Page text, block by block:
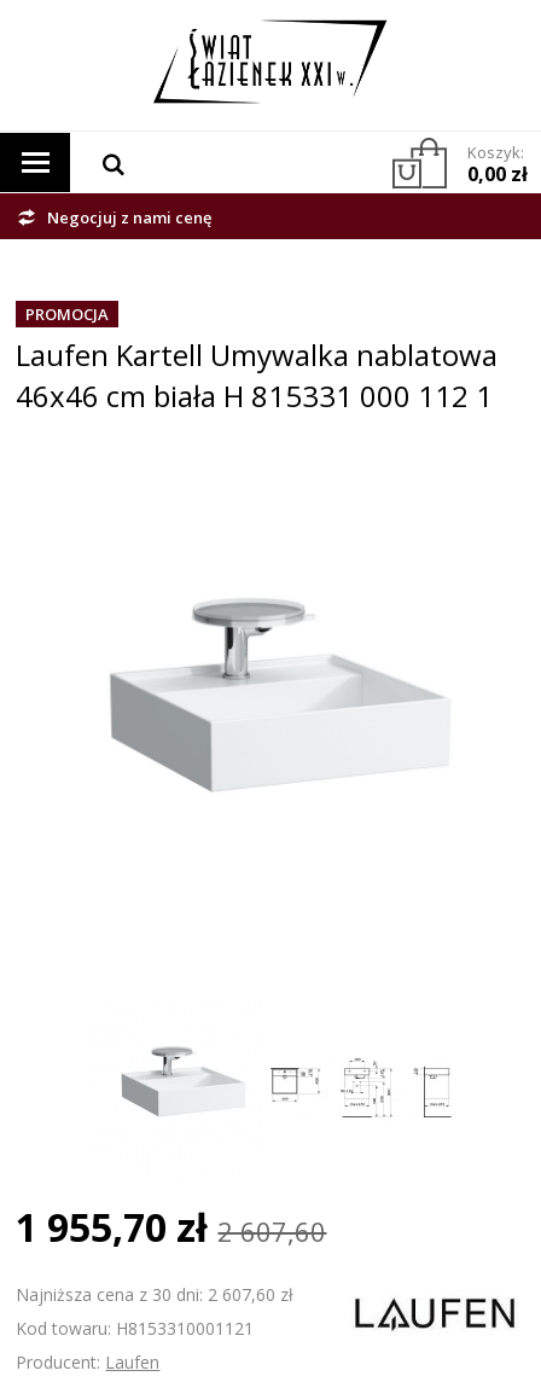
Koszyk:
0,00 zł
Negocjuj z nami cenę
PROMOCJA
Laufen Kartell Umywalka nablatowa
46x46 cm biała H 815331 000 112 1
1 955,70 zł 2 607,60
Najniższa cena z 30 dni: 2 607,60 zł
Kod towaru: H8153310001121
Producent: Laufen